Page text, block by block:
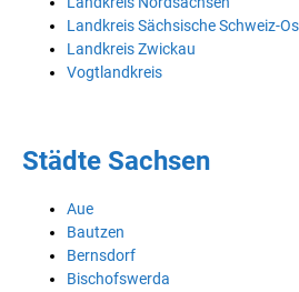
Landkreis Sächsische Schweiz-
Landkreis Zwickau
Vogtlandkreis
Städte Sachsen
Aue
Bautzen
Bernsdorf
Bischofswerda